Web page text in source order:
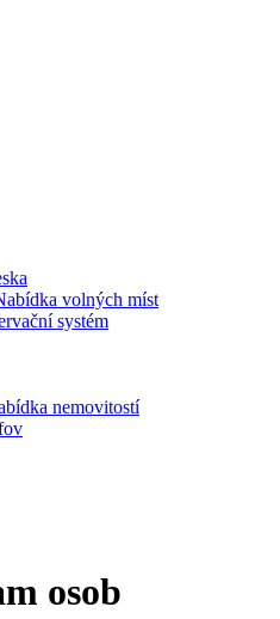
volných míst
systém
nemovitostí
osob